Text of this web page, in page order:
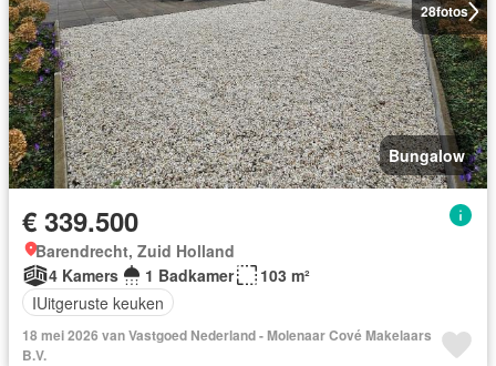
28fotos
Bungalow
€ 339.500
Barendrecht, Zuid Holland
4 Kamers
1 Badkamer
103 m²
IUitgeruste keuken
18 mei 2026 van Vastgoed Nederland - Molenaar Cové Makelaars
B.V.